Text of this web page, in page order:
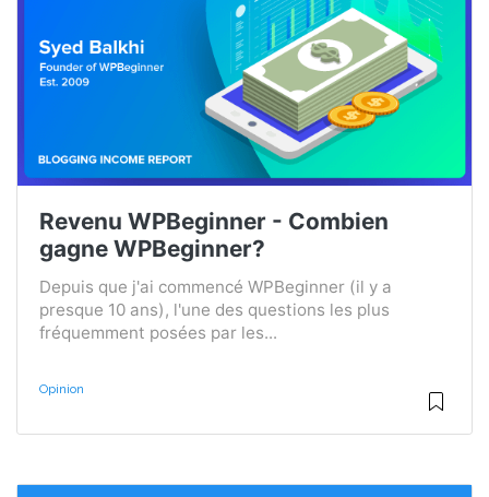
Revenu WPBeginner - Combien
gagne WPBeginner?
Depuis que j'ai commencé WPBeginner (il y a
presque 10 ans), l'une des questions les plus
fréquemment posées par les...
Opinion